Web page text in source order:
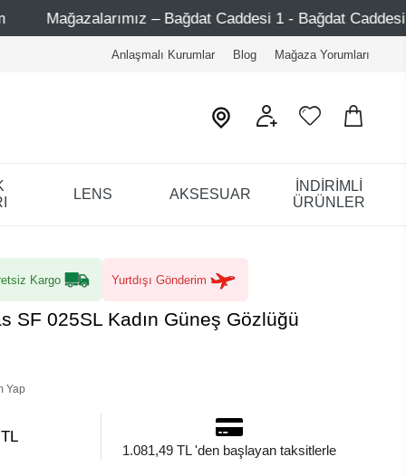
Bağdat Caddesi 1 - Bağdat Caddesi 2 - Nişantaşı – Etiler
Anlaşmalı Kurumlar Blog Mağaza Yorumları
LENS AKSESUAR
İNDİRİMLİ
ÜRÜNLER
Kargo Yurtdışı Gönderim
SF 025SL Kadın Güneş Gözlüğü
Yap
1.081,49 TL 'den başlayan taksitlerle